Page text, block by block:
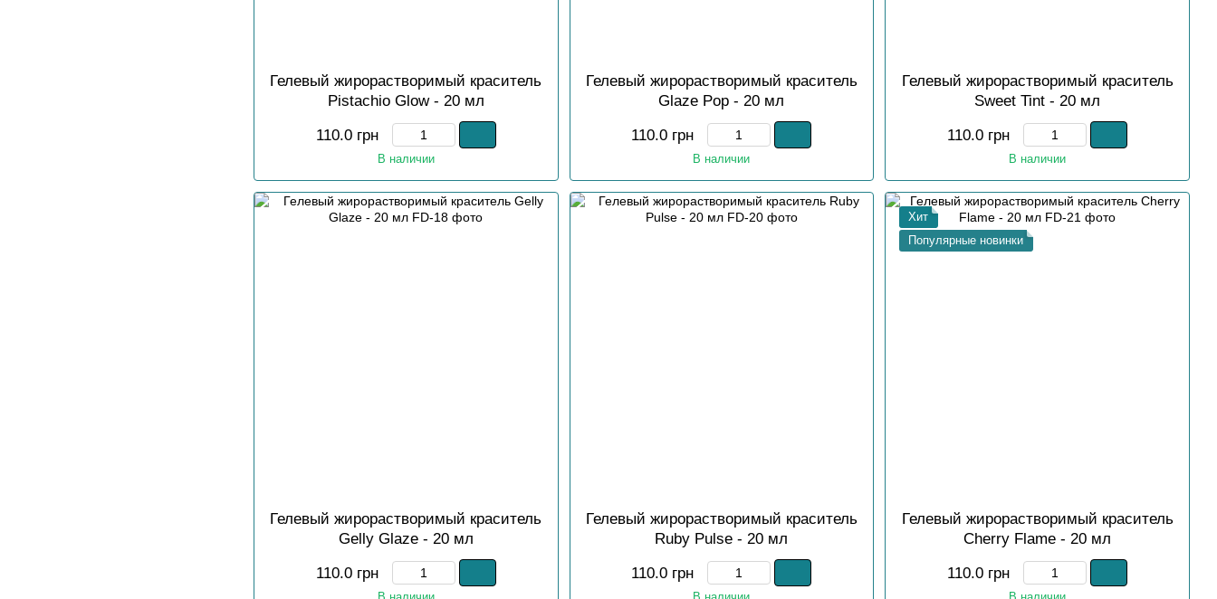
Гелевый жирорастворимый краситель
Pistachio Glow - 20 мл
110.0 грн
В наличии
Гелевый жирорастворимый краситель
Glaze Pop - 20 мл
110.0 грн
В наличии
Гелевый жирорастворимый краситель
Sweet Tint - 20 мл
110.0 грн
В наличии
Гелевый жирорастворимый краситель
Gelly Glaze - 20 мл
110.0 грн
Гелевый жирорастворимый краситель
Ruby Pulse - 20 мл
110.0 грн
Хит
Популярные новинки
Гелевый жирорастворимый краситель
Cherry Flame - 20 мл
110.0 грн